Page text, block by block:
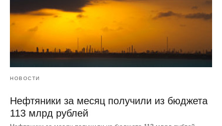
НОВОСТИ
Нефтяники за месяц получили из бюджета
113 млрд рублей